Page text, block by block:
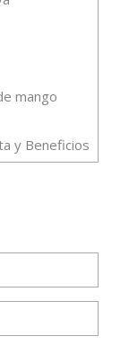
mango
y Beneficios